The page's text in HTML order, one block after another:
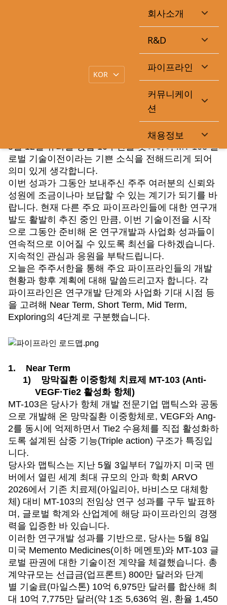
회사소개
R&D
파이프라인
커뮤니케이
션
채용정보
따뜻한 봄기운이 완연한 5월, 주주 여러분께 인사드
립니다. 가정에 건강과 평안이 함께하시기를 기원합
5월 12일 큐라클 창립 10주년을 맞이하여 MT-103 글
로벌 기술이전이라는 기쁜 소식을 전해드리게 되어
의미 있게 생각합니다.
이번 성과가 그동안 보내주신 주주 여러분의 신뢰와
성원에 조금이나마 보답할 수 있는 계기가 되기를 바
랍니다. 현재 다른 주요 파이프라인들에 대한 연구개
발도 활발히 추진 중인 만큼, 이번 기술이전을 시작
으로 그동안 준비해 온 연구개발과 사업화 성과들이
연속적으로 이어질 수 있도록 최선을 다하겠습니다.
지속적인 관심과 응원을 부탁드립니다.
오늘은 주주서한을 통해 주요 파이프라인들의 개발
현황과 향후 계획에 대해 말씀드리고자 합니다. 각
파이프라인은 연구개발 단계와 사업화 기대 시점 등
을 고려해 Near Term, Short Term, Mid Term,
Exploring의 4단계로 구분했습니다.
1.
Near Term
1)
망막질환 이중항체 치료제 MT-103 (Anti-
VEGF·Tie2 활성화 항체)
MT-103은 당사가 항체 개발 전문기업 맵틱스와 공동
으로 개발해 온 망막질환 이중항체로, VEGF와 Ang-
2를 동시에 억제하면서 Tie2 수용체를 직접 활성화하
도록 설계된 삼중 기능(Triple action) 구조가 특징입
니다.
당사와 맵틱스는 지난 5월 3일부터 7일까지 미국 덴
버에서 열린 세계 최대 규모의 안과 학회 ARVO
2026에서 기존 치료제(아일리아, 바비스모 대체항
체) 대비 MT-103의 전임상 연구 성과를 구두 발표하
며, 글로벌 학계와 산업계에 해당 파이프라인의 경쟁
력을 입증한 바 있습니다.
이러한 연구개발 성과를 기반으로, 당사는 5월 8일
미국 Memento Medicines(이하 메멘토)와 MT-103 글
로벌 판권에 대한 기술이전 계약을 체결했습니다. 총
계약규모는 선급금(업프론트) 800만 달러와 단계
별 기술료(마일스톤) 10억 6,975만 달러를 합산해 최
대 10억 7,775만 달러(약 1조 5,636억 원, 환율 1,450